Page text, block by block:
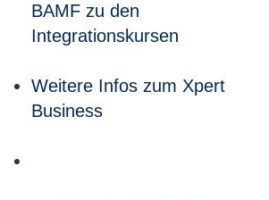
BAMF zu den
Integrationskursen
Weitere Infos zum Xpert
Business